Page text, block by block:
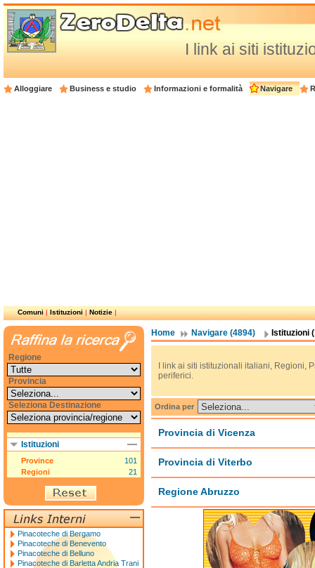
I link ai siti
Alloggiare Business e studio Informazioni e formalità Navigare
Comuni|Istituzioni|Notizie|
Home Navigare (4894) Istituzioni
I link ai siti istituzionali italiani, Regioni,
periferici.
Ordina per
Provincia di Vicenza
Provincia di Viterbo
Regione Abruzzo
Regione
Provincia
Seleziona Destinazione
Istituzioni
Province
101
Regioni
21
Pinacoteche di Bergamo
Pinacoteche di Benevento
Pinacoteche di Belluno
Pinacoteche di Barletta Andria Trani